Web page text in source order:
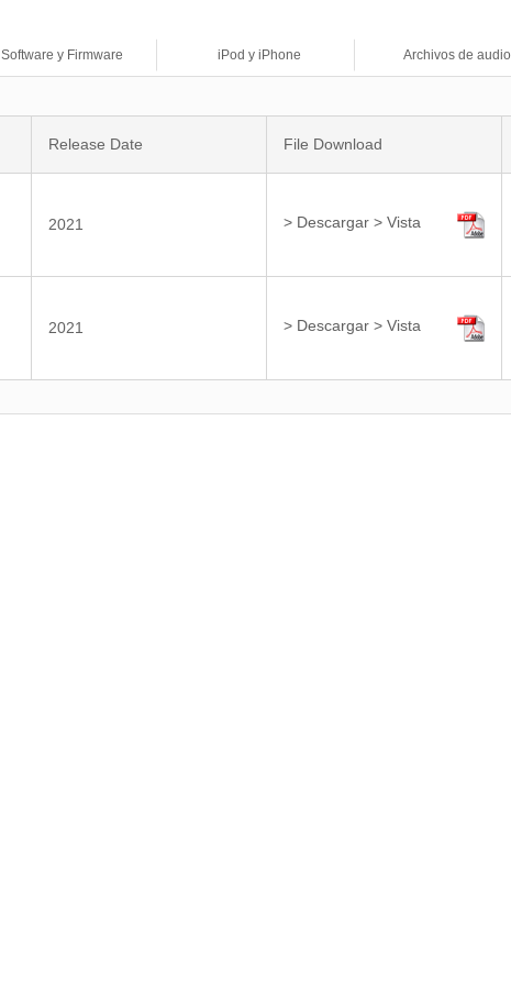
Software y Firmware iPod y iPhone Archivos de audio
Release Date File Download
2021 > Descargar > Vista
2021 > Descargar > Vista